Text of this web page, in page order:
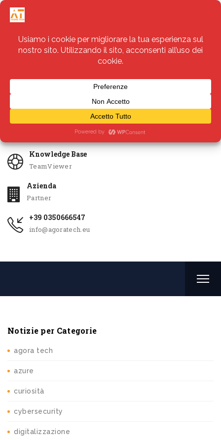
Servizi
Knowledge Base
TeamViewer
Azienda
Partner
+39 0350666547
info@agoratech.eu
Notizie per Categorie
agora tech
azure
curiosità
cybersecurity
digitalizzazione